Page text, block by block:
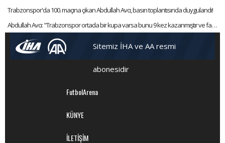
Trabzonspor'da 100. maçına çıkan Abdullah Avcı, basın toplantısında duygulandı!
Abdullah Avcı: "Trabzonspor ortada bir kupa varsa bunu 9 kez kazanmıştır ve favorisidir"
Sitemiz İHA ve AA resmi
abonesidir
FutbolArena
KÜNYE
İLETİŞİM